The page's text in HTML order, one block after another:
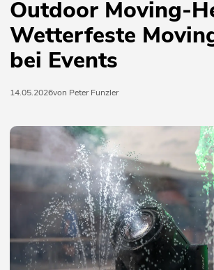
Outdoor Moving-
Wetterfeste
bei Events
14.05.2026von Peter Funzler